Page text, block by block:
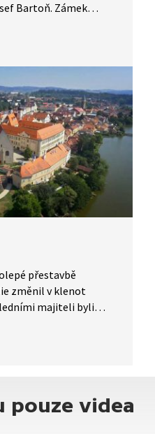
Bartoň. Zámek
přestavbě
změnil v klenot
majiteli byli
atraktivní interiéry:
pouze videa